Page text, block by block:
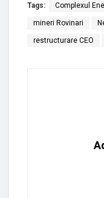
Tags: Complexul
mineri Rovinari
restructurare CEO